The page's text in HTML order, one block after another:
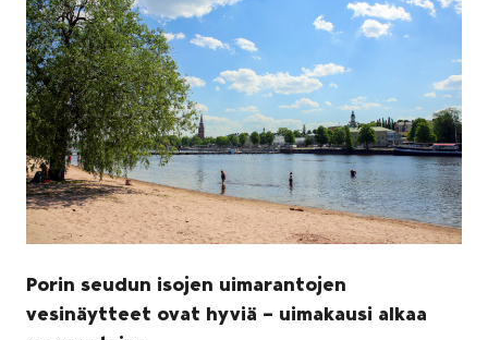
Porin seudun isojen uimarantojen
vesinäytteet ovat hyviä – uimakausi alkaa